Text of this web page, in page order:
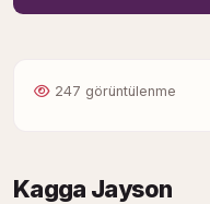
247 görüntülenme
Kagga Jayson